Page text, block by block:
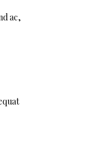
ac,